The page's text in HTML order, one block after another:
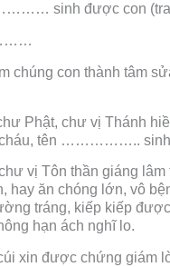
sinh được con
chúng con thành tâm
Phật, chư vị Thánh
cháu, tên ……………..
vị Tôn thần giáng
hay ăn chóng lớn, vô
tráng, kiếp kiếp
hạn ách nghĩ lo.
xin được chứng giám